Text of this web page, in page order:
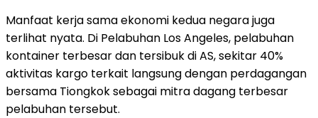
Manfaat kerja sama ekonomi kedua negara juga
terlihat nyata. Di Pelabuhan Los Angeles, pelabuhan
kontainer terbesar dan tersibuk di AS, sekitar 40%
aktivitas kargo terkait langsung dengan perdagangan
bersama Tiongkok sebagai mitra dagang terbesar
pelabuhan tersebut.